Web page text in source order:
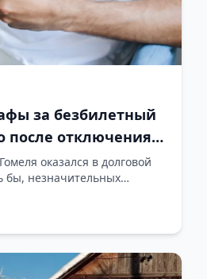
за безбилетный
после отключения
оказался в долговой
бы, незначительных
регулярно уклоняясь от